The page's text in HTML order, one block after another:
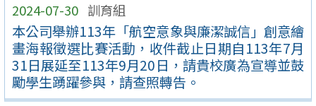
2024-07-30 訓育組
本公司舉辦113年「航空意象與廉潔誠信」創意繪
畫海報徵選比賽活動，收件截止日期自113年7月
31日展延至113年9月20日，請貴校廣為宣導並鼓
勵學生踴躍參與，請查照轉告。